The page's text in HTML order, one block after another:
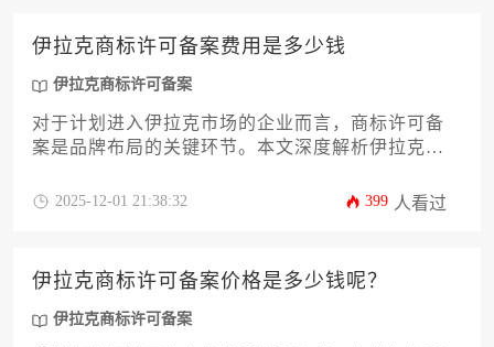
伊拉克商标许可备案费用是多少钱
伊拉克商标许可备案
对于计划进入伊拉克市场的企业而言，商标许可备
案是品牌布局的关键环节。本文深度解析伊拉克商
费影响因素，并提供成本优化策略与风险防范建
2025-12-01 21:38:32 399 人看过
伊拉克商标许可备案价格是多少钱呢？
伊拉克商标许可备案